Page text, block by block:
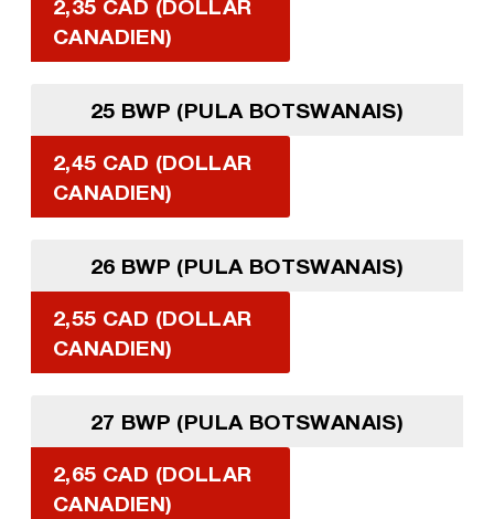
2,35 CAD (DOLLAR
CANADIEN)
25 BWP (PULA BOTSWANAIS)
2,45 CAD (DOLLAR
CANADIEN)
26 BWP (PULA BOTSWANAIS)
2,55 CAD (DOLLAR
CANADIEN)
27 BWP (PULA BOTSWANAIS)
2,65 CAD (DOLLAR
CANADIEN)